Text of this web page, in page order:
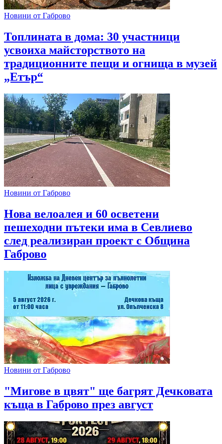
Новини от Габрово
Топлината в дома: 30 участници
усвоиха майсторството на
традиционните пещи и огнища в музей
„Етър“
Новини от Габрово
Нова велоалея и 60 осветени
пешеходни пътеки има в Севлиево
след реализиран проект с Община
Габрово
Новини от Габрово
"Мигове в цвят" ще багрят Дечковата
къща в Габрово през август